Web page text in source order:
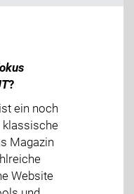
?
ein noch
klassische
Magazin
Website